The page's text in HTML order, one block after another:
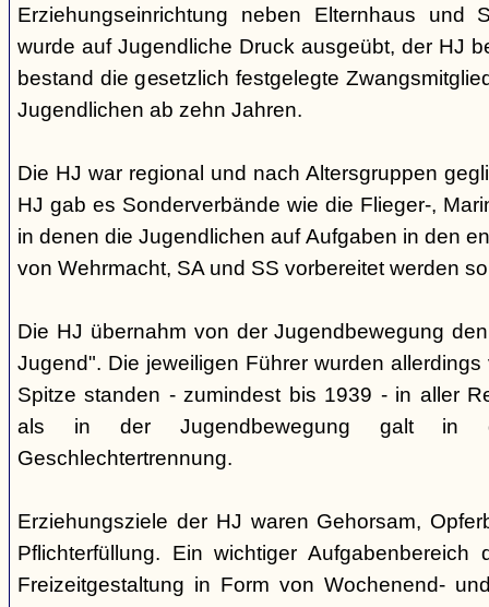
Erziehungseinrichtung neben Elternhaus und
wurde auf Jugendliche Druck ausgeübt, der HJ
bestand die gesetzlich festgelegte
Jugendlichen ab zehn Jahren.
Die HJ war regional und nach Altersgruppen
HJ gab es Sonderverbände wie die Flieger-,
in denen die Jugendlichen auf Aufgaben in den
von Wehrmacht, SA und SS vorbereitet werden
Die HJ übernahm von der Jugendbewegung
Jugend". Die jeweiligen Führer wurden
Spitze standen - zumindest bis 1939 - in aller
als in der Jugendbewegung galt in
Geschlechtertrennung.
Erziehungsziele der HJ waren Gehorsam,
Pflichterfüllung. Ein wichtiger
Freizeitgestaltung in Form von Wochenend-